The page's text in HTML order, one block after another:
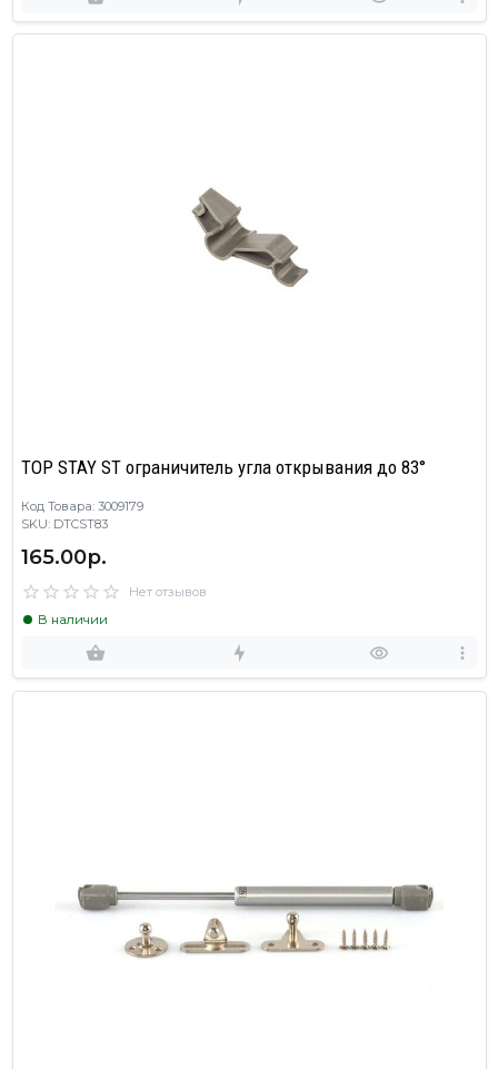
TOP STAY ST ограничитель угла открывания до 83°
Код Товара: 3009179
SKU: DTCST83
165.00р.
Нет отзывов
В наличии